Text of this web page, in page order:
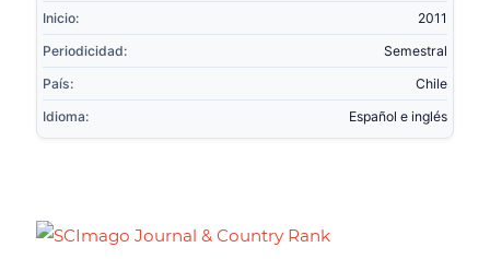
Inicio:
2011
Periodicidad:
Semestral
País:
Chile
Idioma:
Español e inglés